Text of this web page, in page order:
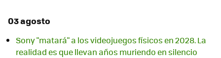
03 agosto
Sony "matará" a los videojuegos físicos en 2028. La
realidad es que llevan años muriendo en silencio